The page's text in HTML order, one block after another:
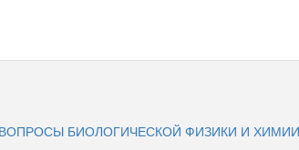
БИОЛОГИЧЕСКОЙ ФИЗИКИ И ХИМИИ